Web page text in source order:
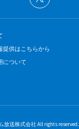
提供はこちらから
について
放送株式会社 All rights reserved.